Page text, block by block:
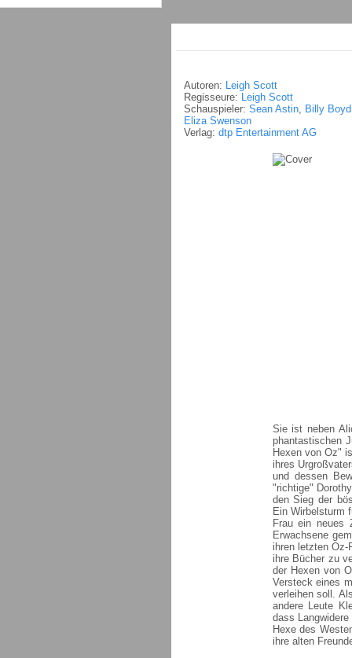
Autoren: Leigh Scott
Regisseure: Leigh Scott
Schauspieler: Sean Astin, Billy Boyd
Eliza Swenson
Verlag: dtp Entertainment AG
Sie ist neben
phantastischen
Hexen von Oz"
ihres
und dessen
"richtige"
den Sieg der
Ein Wirbelsturm
Frau ein neues
Erwachsene
ihren letzten Oz-
ihre Bücher zu
der Hexen von
Versteck eines
verleihen soll.
andere Leute
dass
Hexe des
ihre alten